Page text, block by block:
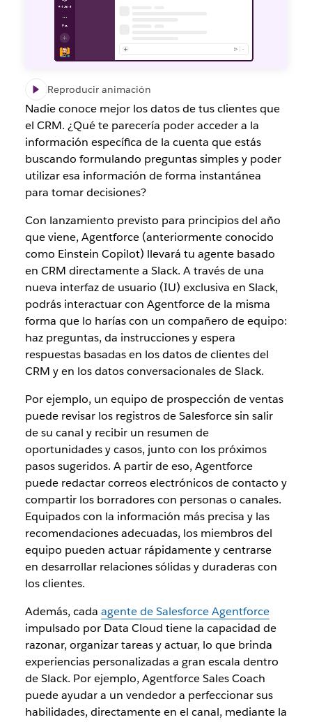
Reproducir animación
Nadie conoce mejor los datos de tus clientes que
el CRM. ¿Qué te parecería poder acceder a la
información específica de la cuenta que estás
buscando formulando preguntas simples y poder
utilizar esa información de forma instantánea
para tomar decisiones?
Con lanzamiento previsto para principios del año
que viene, Agentforce (anteriormente conocido
como Einstein Copilot) llevará tu agente basado
en CRM directamente a Slack. A través de una
nueva interfaz de usuario (IU) exclusiva en Slack,
podrás interactuar con Agentforce de la misma
forma que lo harías con un compañero de equipo:
haz preguntas, da instrucciones y espera
respuestas basadas en los datos de clientes del
CRM y en los datos conversacionales de Slack.
Por ejemplo, un equipo de prospección de ventas
puede revisar los registros de Salesforce sin salir
de su canal y recibir un resumen de
oportunidades y casos, junto con los próximos
pasos sugeridos. A partir de eso, Agentforce
puede redactar correos electrónicos de contacto y
compartir los borradores con personas o canales.
Equipados con la información más precisa y las
recomendaciones adecuadas, los miembros del
equipo pueden actuar rápidamente y centrarse
en desarrollar relaciones sólidas y duraderas con
los clientes.
Además, cada agente de Salesforce Agentforce
impulsado por Data Cloud tiene la capacidad de
razonar, organizar tareas y actuar, lo que brinda
experiencias personalizadas a gran escala dentro
de Slack. Por ejemplo, Agentforce Sales Coach
puede ayudar a un vendedor a perfeccionar sus
habilidades, directamente en el canal, mediante la